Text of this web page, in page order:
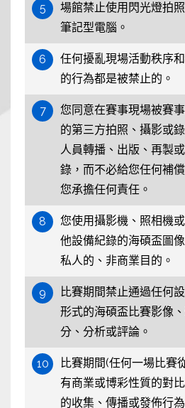
5
場館禁止使用閃光燈拍
筆記型電腦。
6
任何擾亂現場活動秩序
的行為都是被禁止的。
7
您同意在賽事現場被賽
的第三方拍照、攝影或
人員轉播、出版、再製
錄，而不必給您任何補
您承擔任何責任。
8
您使用攝影機、照相機
他設備紀錄的海碩盃圖
私人的、非商業目的。
9
比賽期間禁止通過任何
形式的海碩盃比賽影像
分、分析或評論。
10
比賽期間(任何一場比賽
有商業或博彩性質的對
的收集、傳播或發佈行